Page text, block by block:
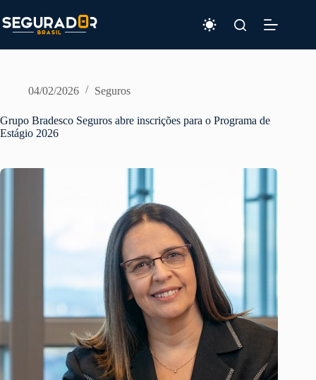
para
o
04/02/2026 Seguros
Grupo Bradesco Seguros abre inscrições para o Programa de
Estágio 2026